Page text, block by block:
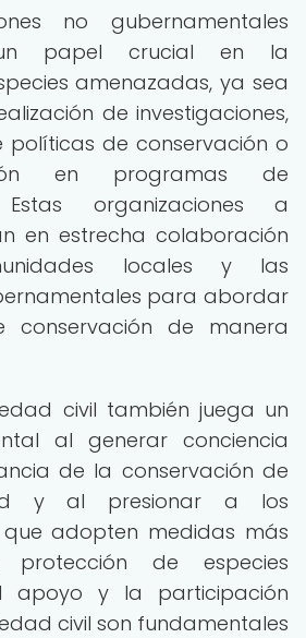
no gubernamentales
un papel crucial en la
amenazadas, ya sea
de investigaciones,
de conservación o
en programas de
Estas organizaciones a
en estrecha colaboración
locales y las
para abordar
conservación de manera
civil también juega un
al generar conciencia
de la conservación de
y al presionar a los
adopten medidas más
de especies
apoyo y la participación
civil son fundamentales